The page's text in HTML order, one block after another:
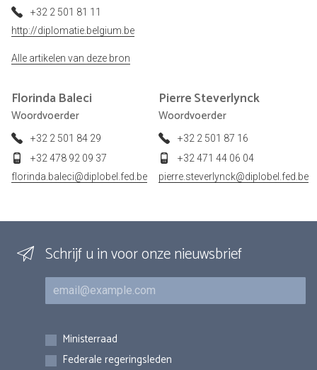
+32 2 501 81 11
http://diplomatie.belgium.be
Alle artikelen van deze bron
Florinda Baleci
Woordvoerder
+32 2 501 84 29
+32 478 92 09 37
florinda.baleci@diplobel.fed.be
PierreSteverlynck
Woordvoerder
+32 2 501 87 16
+32 471 44 06 04
pierre.steverlynck@diplobel.fed.be
Schrijf u in voor onze nieuwsbrief
E-mail
Inschrijvingen
Ministerraad
Federale regeringsleden